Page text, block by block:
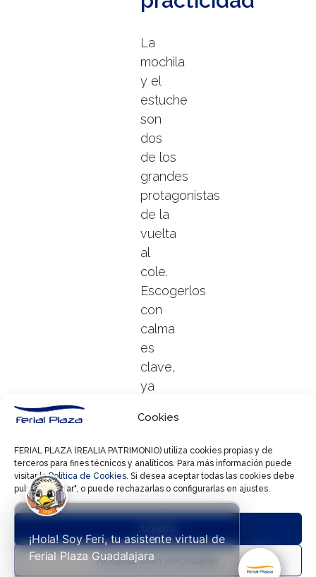
Cookies
FERIAL PLAZA (REALIA PATRIMONIO) utiliza cookies propias y de
terceros para fines técnicos y analíticos. Para más información puede
visitar laPolítica de Cookies. Si desea aceptar todas las cookies debe
pulsar "Aceptar", o puede rechazarlas o configurarlas en ajustes.
Aceptar solo necesarias
  
La
mochila
y el
estuche
son
dos
de los
grandes
protagonistas
de la
vuelta
al
cole.
Escogerlos
con
calma
es
clave,
ya
acompañarán
a los
peques
durante
todo
el
curso.
Es
¡Hola! Soy Feri, tu asistente virtual de
Ferial Plaza Guadalajara